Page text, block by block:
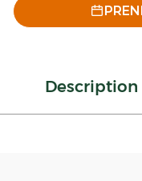
Description